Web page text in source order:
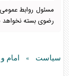
مسئول روابط
رضوی بسته
سیاست » امام